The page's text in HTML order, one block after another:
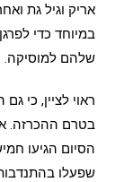
אריק וגיל גת
במיוחד כדי
שלהם למוסיקה.
ראוי לציין, כי
בטרם ההכרזה.
הסיום הגיעו
שפעלו